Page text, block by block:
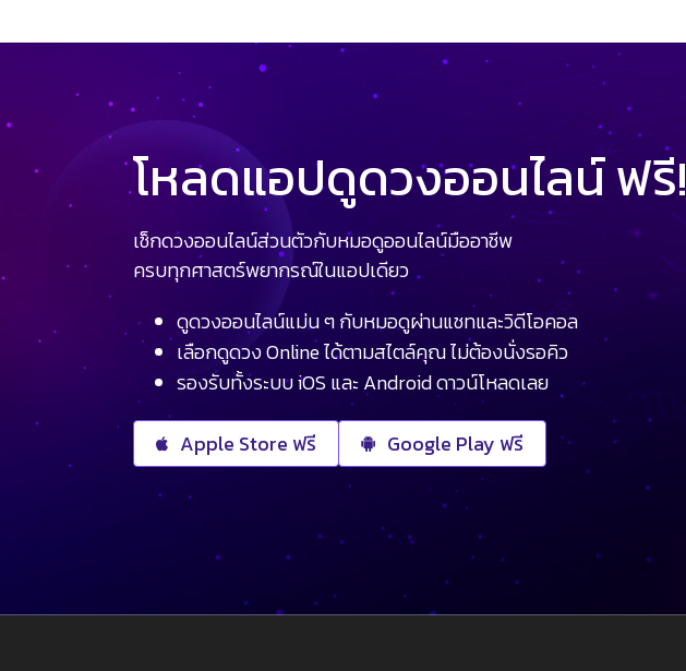
โหลดแอปดูดวงออนไลน์ ฟรี!
เช็กดวงออนไลน์ส่วนตัวกับหมอดูออนไลน์มืออาชีพ
ครบทุกศาสตร์พยากรณ์ในแอปเดียว
ดูดวงออนไลน์แม่น ๆ กับหมอดูผ่านแชทและวิดีโอคอล
เลือกดูดวง Online ได้ตามสไตล์คุณ ไม่ต้องนั่งรอคิว
รองรับทั้งระบบ iOS และ Android ดาวน์โหลดเลย
Apple Store ฟรี Google Play ฟรี